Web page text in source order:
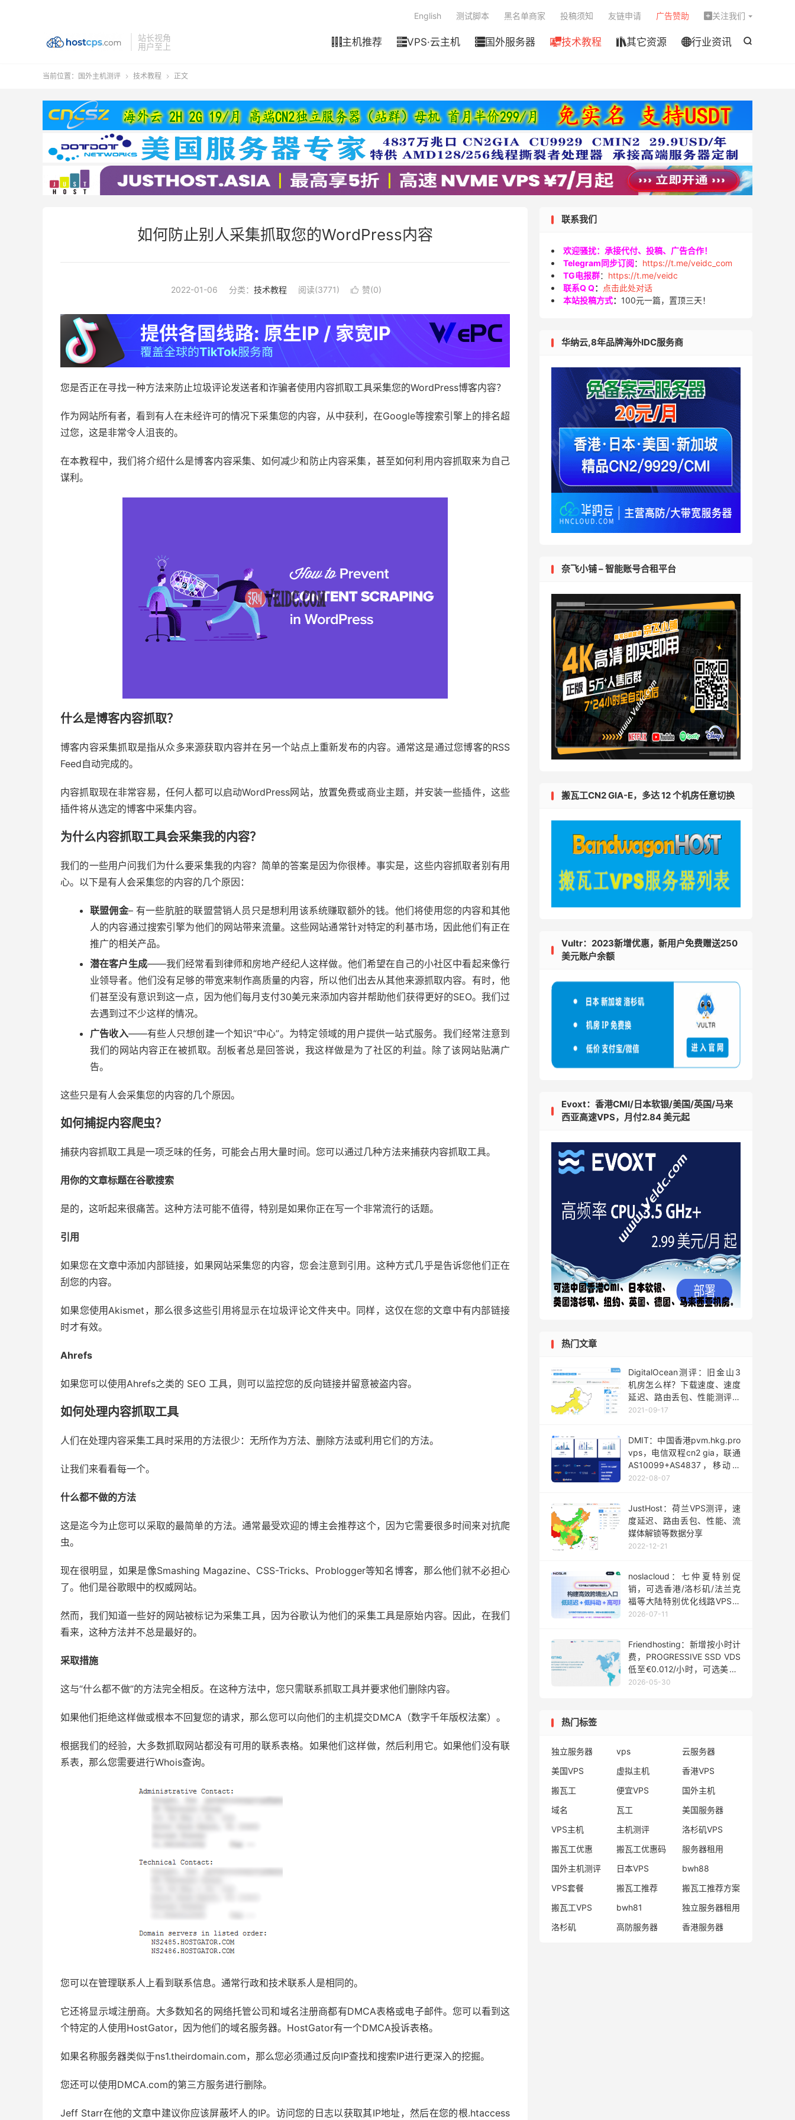
站长视角
用户至上

主机推荐 VPS·云主机 国外服务器 技术教程 其它资源 行业资讯
English 测试脚本 黑名单商家 投稿须知 友链申请 广告赞助  关注我们
当前位置： 国外主机测评  技术教程  正文
如何防止别人采集抓取您的WordPress内容
2022-01-06 分类： 技术教程 阅读(3771)  赞(0)
您是否正在寻找一种方法来防止垃圾评论发送者和诈骗者使用内容抓取工具采集您的WordPress博客内容？
作为网站所有者，看到有人在未经许可的情况下采集您的内容，从中获利，在Google等搜索引擎上的排名超
过您，这是非常令人沮丧的。
在本教程中，我们将介绍什么是博客内容采集、如何减少和防止内容采集，甚至如何利用内容抓取来为自己
谋利。
什么是博客内容抓取？
博客内容采集抓取是指从众多来源获取内容并在另一个站点上重新发布的内容。通常这是通过您博客的RSS
Feed自动完成的。
内容抓取现在非常容易，任何人都可以启动WordPress网站，放置免费或商业主题，并安装一些插件，这些
插件将从选定的博客中采集内容。
为什么内容抓取工具会采集我的内容？
我们的一些用户问我们为什么要采集我的内容？简单的答案是因为你很棒。事实是，这些内容抓取者别有用
心。以下是有人会采集您的内容的几个原因：
联盟佣金– 有一些肮脏的联盟营销人员只是想利用该系统赚取额外的钱。他们将使用您的内容和其他
人的内容通过搜索引擎为他们的网站带来流量。这些网站通常针对特定的利基市场，因此他们有正在
推广的相关产品。
潜在客户生成——我们经常看到律师和房地产经纪人这样做。他们希望在自己的小社区中看起来像行
业领导者。他们没有足够的带宽来制作高质量的内容，所以他们出去从其他来源抓取内容。有时，他
们甚至没有意识到这一点，因为他们每月支付30美元来添加内容并帮助他们获得更好的SEO。我们过
去遇到过不少这样的情况。
广告收入——有些人只想创建一个知识“中心”。为特定领域的用户提供一站式服务。我们经常注意到
我们的网站内容正在被抓取。刮板者总是回答说，我这样做是为了社区的利益。除了该网站贴满广
告。
这些只是有人会采集您的内容的几个原因。
如何捕捉内容爬虫？
捕获内容抓取工具是一项乏味的任务，可能会占用大量时间。您可以通过几种方法来捕获内容抓取工具。
用你的文章标题在谷歌搜索
是的，这听起来很痛苦。这种方法可能不值得，特别是如果你正在写一个非常流行的话题。
引用
如果您在文章中添加内部链接，如果网站采集您的内容，您会注意到引用。这种方式几乎是告诉您他们正在
刮您的内容。
如果您使用Akismet，那么很多这些引用将显示在垃圾评论文件夹中。同样，这仅在您的文章中有内部链接
时才有效。
Ahrefs
如果您可以使用Ahrefs之类的 SEO 工具，则可以监控您的反向链接并留意被盗内容。
如何处理内容抓取工具
人们在处理内容采集工具时采用的方法很少：无所作为方法、删除方法或利用它们的方法。
让我们来看看每一个。
什么都不做的方法
这是迄今为止您可以采取的最简单的方法。通常最受欢迎的博主会推荐这个，因为它需要很多时间来对抗爬
虫。
现在很明显，如果是像Smashing Magazine、CSS-Tricks、Problogger等知名博客，那么他们就不必担心
了。他们是谷歌眼中的权威网站。
然而，我们知道一些好的网站被标记为采集工具，因为谷歌认为他们的采集工具是原始内容。因此，在我们
看来，这种方法并不总是最好的。
采取措施
这与“什么都不做”的方法完全相反。在这种方法中，您只需联系抓取工具并要求他们删除内容。
如果他们拒绝这样做或根本不回复您的请求，那么您可以向他们的主机提交DMCA（数字千年版权法案）。
根据我们的经验，大多数抓取网站都没有可用的联系表格。如果他们这样做，然后利用它。如果他们没有联
系表，那么您需要进行Whois查询。
您可以在管理联系人上看到联系信息。通常行政和技术联系人是相同的。
它还将显示域注册商。大多数知名的网络托管公司和域名注册商都有DMCA表格或电子邮件。您可以看到这
个特定的人使用HostGator，因为他们的域名服务器。HostGator有一个DMCA投诉表格。
如果名称服务器类似于ns1.theirdomain.com，那么您必须通过反向IP查找和搜索IP进行更深入的挖掘。
您还可以使用DMCA.com的第三方服务进行删除。
Jeff Starr在他的文章中建议你应该屏蔽坏人的IP。访问您的日志以获取其IP地址，然后在您的根.htaccess
联系我们
欢迎骚扰：承接代付、投稿、广告合作！
Telegram同步订阅： https://t.me/veidc_com
TG电报群： https://t.me/veidc
联系Q Q：
点击此处对话
本站投稿方式： 100元一篇，置顶三天！
华纳云,8年品牌海外IDC服务商
奈飞小铺 – 智能账号合租平台
搬瓦工CN2 GIA-E，多达 12 个机房任意切换
Vultr：2023新增优惠，新用户免费赠送250
美元账户余额
Evoxt：香港CMI/日本软银/美国/英国/马来
西亚高速VPS，月付2.84 美元起
热门文章
DigitalOcean测评：旧金山3
机房怎么样？下载速度、速度
延迟、路由丢包、性能测评、
流媒体解锁
2021-09-17
DMIT：中国香港pvm.hkg.pro
vps，电信双程cn2 gia，联通
AS10099+AS4837，移动骨
干线路直连，最高达500Mbps
2022-08-07
JustHost：荷兰VPS测评，速
度延迟、路由丢包、性能、流
媒体解锁等数据分享
2022-12-21
noslacloud：七仲夏特别促
销，可选香港/洛杉矶/法兰克
福等大陆特别优化线路VPS，
月付169元起
2026-07-11
Friendhosting：新增按小时计
费，PROGRESSIVE SSD VDS
低至€0.012/小时，可选美国/
日本/德国/荷兰等机房
2026-05-30
热门标签
独立服务器 vps
云服务器
美国VPS
虚拟主机
香港VPS
搬瓦工
便宜VPS
国外主机
域名
瓦工
美国服务器
VPS主机
主机测评
洛杉矶VPS
搬瓦工优惠
搬瓦工优惠码
服务器租用
国外主机测评
日本VPS
bwh88
VPS套餐
搬瓦工推荐
搬瓦工推荐方案
搬瓦工VPS
bwh81
独立服务器租用
洛杉矶
高防服务器 香港服务器